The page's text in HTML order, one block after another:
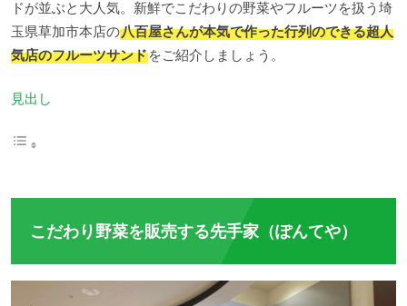
ドが並ぶと大人気。新鮮でこだわりの野菜やフルーツを扱う埼
玉県草加市本店の八百屋さんが本気で作った行列のできる超人
気店のフルーツサンドをご紹介しましょう。
見出し
こだわり野菜を販売する先手家（ぽんてや）